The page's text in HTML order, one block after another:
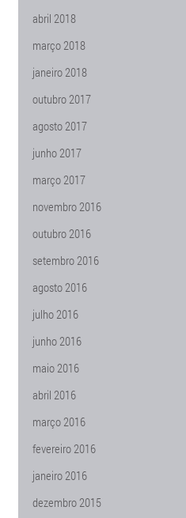
abril 2018
março 2018
janeiro 2018
outubro 2017
agosto 2017
junho 2017
março 2017
novembro 2016
outubro 2016
setembro 2016
agosto 2016
julho 2016
junho 2016
maio 2016
abril 2016
março 2016
fevereiro 2016
janeiro 2016
dezembro 2015